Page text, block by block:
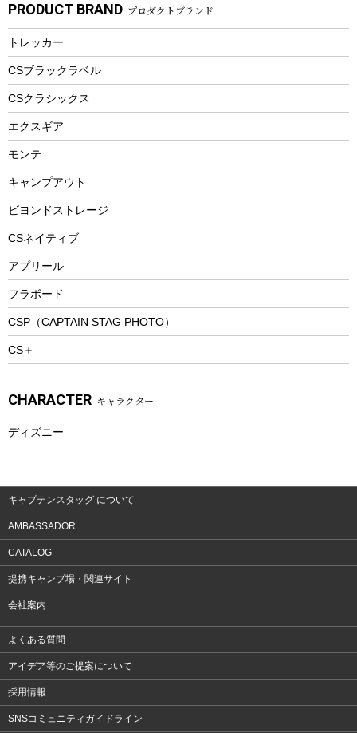
マグカップ、カップ
ステンレスボトル
フードボトル
トレー
ランチョンマット
ランチボックス
スプレー関係
ツール、他
ヘルメット
エアーポンプ
アクセサリー
自転車ウェア
パラソル
フローティングベスト
ヘルメット
エアーポンプ
ビーチテント
ウィンター
スノーシュー
防寒ウェア
トレッキング
トレッキングアクセサリー
プレイグッズ
ウェルネス
ウェア、タオル
ウェア
湯たんぽ
防災用品
PRODUCT BRAND プロダクトブランド
トレッカー
CSブラックラベル
CSクラシックス
エクスギア
モンテ
キャンプアウト
ビヨンドストレージ
CSネイティブ
アプリール
フラボード
CSP（CAPTAIN STAG PHOTO）
CS＋
CHARACTER キャラクター
ディズニー
キャプテンスタッグ について
AMBASSADOR
CATALOG
提携キャンプ場・関連サイト
会社案内
よくある質問
アイデア等のご提案について
採用情報
SNSコミュニティガイドライン